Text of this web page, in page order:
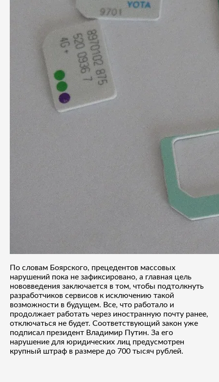
По словам Боярского, прецедентов массовых
нарушений пока не зафиксировано, а главная цель
нововведения заключается в том, чтобы подтолкнуть
разработчиков сервисов к исключению такой
возможности в будущем. Все, что работало и
продолжает работать через иностранную почту ранее,
отключаться не будет. Соответствующий закон уже
подписал президент Владимир Путин. За его
нарушение для юридических лиц предусмотрен
крупный штраф в размере до 700 тысяч рублей.